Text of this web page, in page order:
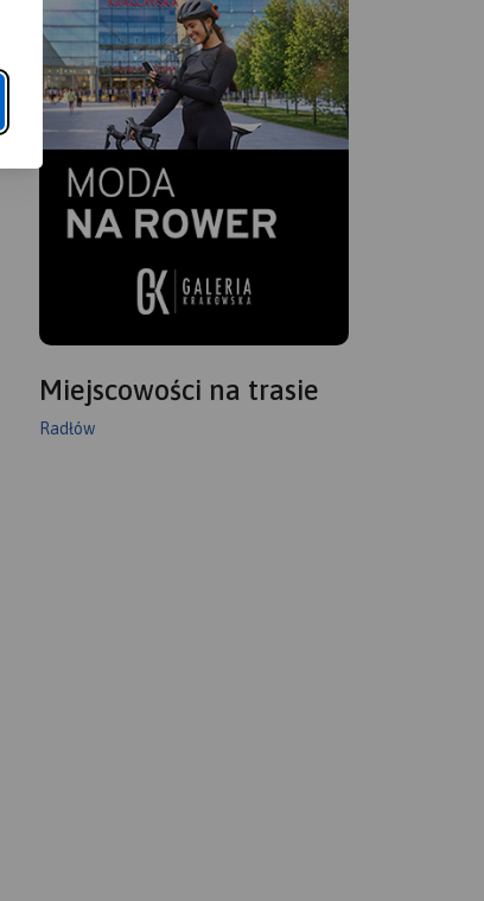
Miejscowości na trasie
Radłów